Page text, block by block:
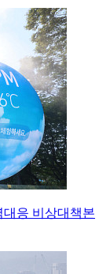
응 비상대책본